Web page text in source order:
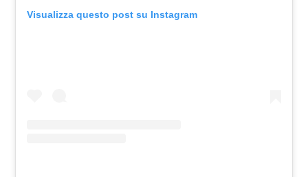
Visualizza questo post su Instagram